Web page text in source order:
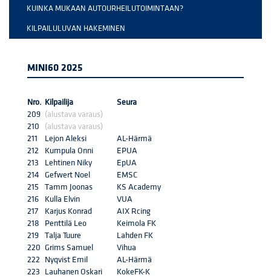
KUINKA MUKAAN AUTOURHEILUTOIMINTAAN?
KILPAILULUVAN HAKEMINEN
MINI60 2025
Nro. Kilpailija
Seura
209 (alustava varaus)
210
(alustava varaus)
211
Lejon Aleksi
AL-Härmä
212
Kumpula Onni
EPUA
213
Lehtinen Niky
EpUA
214 Gefwert Noel
EMSC
215
Tamm Joonas
KS Academy
216
Kulla Elvin
VUA
217
Karjus Konrad
AIX Rcing
218
Penttilä Leo
Keimola FK
219 Talja Tuure
Lahden FK
220 Grims Samuel
Vihua
222 Nyqvist Emil
AL-Härmä
223 Lauhanen Oskari
KokeFK-K